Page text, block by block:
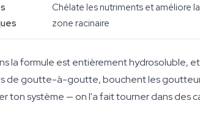
Chélate les nutriments et améliore
zone racinaire
la formule est entièrement hydrosoluble,
de goutte-à-goutte, bouchent les
ton système — on l'a fait tourner dans des